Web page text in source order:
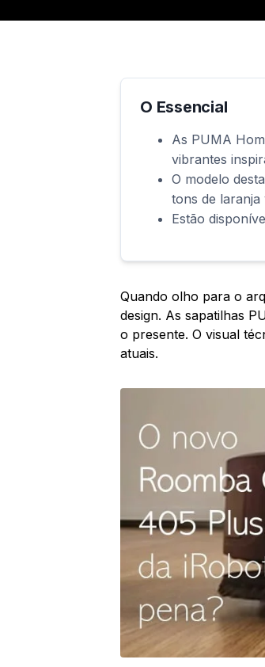
O Essencial
As PUMA
vibrantes
O modelo
tons de laranja
Estão
Quando olho para o
design. As sapatilhas
o presente. O visual
atuais.